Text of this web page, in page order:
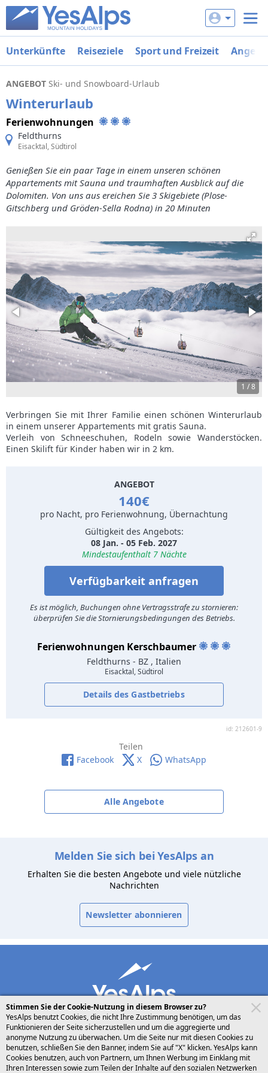
Unterkünfte Reiseziele Sport und Freizeit
ANGEBOT Ski- und Snowboard-Urlaub
Winterurlaub
Ferienwohnungen
Feldthurns
Eisacktal, Südtirol
Genießen Sie ein paar Tage in einem unseren schönen
Appartements mit Sauna und traumhaften Ausblick auf die
Dolomiten. Von uns aus ereichen Sie 3 Skigebiete (Plose-
Gitschberg und Gröden-Sella Rodna) in 20 Minuten
1 /8
Verbringen Sie mit Ihrer Familie einen schönen Winterurlaub
in einem unserer Appartements mit gratis Sauna.
Verleih von Schneeschuhen, Rodeln sowie Wanderstöcken.
Einen Skilift für Kinder haben wir in 2 km.
ANGEBOT
140€
pro Nacht, pro Ferienwohnung, Übernachtung
Gültigkeit des Angebots:
08 Jan. - 05 Feb. 2027
Mindestaufenthalt 7 Nächte
Verfügbarkeit anfragen
Es ist möglich, Buchungen ohne Vertragsstrafe zu stornieren:
überprüfen Sie die Stornierungsbedingungen des Betriebs.
Ferienwohnungen Kerschbaumer
Feldthurns - BZ , Italien
Eisacktal, Südtirol
Details des Gastbetriebs
id: 212601-9
Teilen
Facebook
X WhatsApp
Alle Angebote
Melden Sie sich bei YesAlps an
Erhalten Sie die besten Angebote und viele nützliche
Nachrichten
Newsletter abonnieren
desktop folgen Sie uns auf teilen
Stimmen Sie der Cookie-Nutzung in diesem Browser zu?
YesAlps benutzt Cookies, die nicht Ihre Zustimmung benötigen, um das
Funktionieren der Seite sicherzustellen und um die aggregierte und
anonyme Nutzung zu überwachen. Um die Seite nur mit diesen Cookies zu
benutzen, schließen Sie den Banner, indem Sie auf "X" klicken. YesAlps kann
Cookies benutzen, auch von Partnern, um Ihnen Werbung im Einklang mit
Ihren Interessen sowie zum Teilen der Inhalte auf den sozialen Netzwerken